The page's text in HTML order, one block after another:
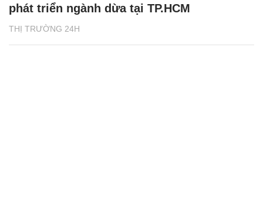
THỊ TRƯỜNG 24H
phát triển ngành dừa tại TP.HCM